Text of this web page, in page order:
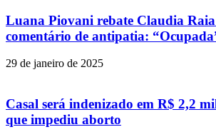
Luana Piovani rebate Claudia
comentário de antipatia:
29 de janeiro de 2025
Casal será indenizado em R$ 2,2
que impediu aborto